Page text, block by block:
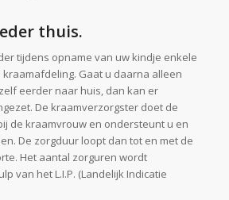
thuis.
tijdens opname van uw kindje enkele
Gaat u daarna alleen
eerder naar huis, dan kan er
De kraamverzorgster doet de
de kraamvrouw en ondersteunt u en
De zorgduur loopt dan tot en met de
Het aantal zorguren wordt
van het L.I.P. (Landelijk Indicatie